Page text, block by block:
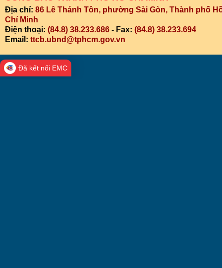
Địa chỉ: 86 Lê Thánh Tôn, phường Sài Gòn, Thành phố
Chí Minh
Điện thoại: (84.8) 38.233.686 - Fax: (84.8) 38.233.694
Email: ttcb.ubnd@tphcm.gov.vn
Đã kết nối EMC